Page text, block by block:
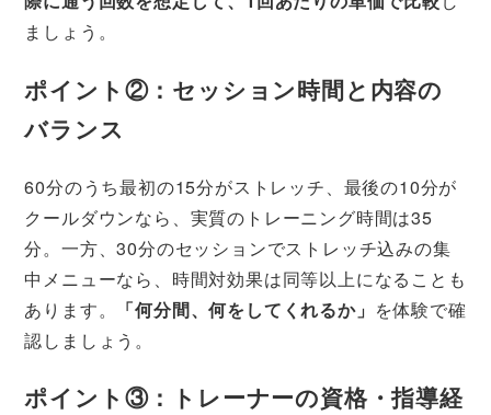
ましょう。
ポイント②：セッション時間と内容の
バランス
60分のうち最初の15分がストレッチ、最後の10分が
クールダウンなら、実質のトレーニング時間は35
分。一方、30分のセッションでストレッチ込みの集
中メニューなら、時間対効果は同等以上になることも
あります。
「何分間、何をしてくれるか」 を体験で確
認しましょう。
ポイント③：トレーナーの資格・指導経